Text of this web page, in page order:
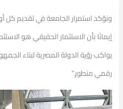
ونؤكد استمرار الجامعة في تقديم كل
إيمانًا بأن الاستثمار الحقيقي هو
يواكب رؤية الدولة المصرية لبناء
رقمي متطور.”